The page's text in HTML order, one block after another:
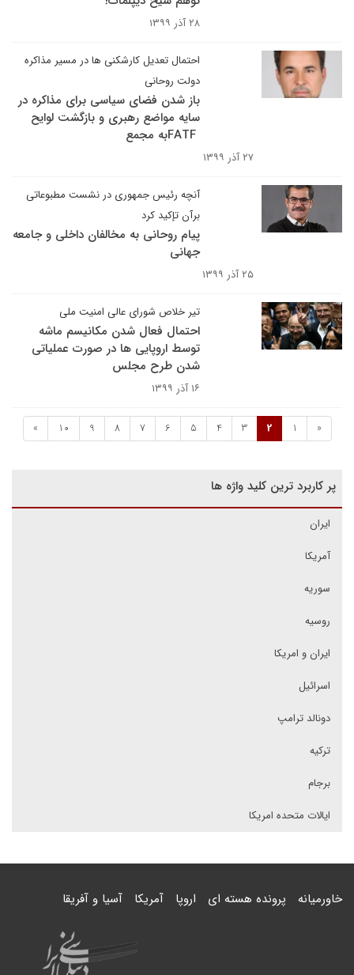
۲۸ آذر ۱۳۹۹
احتمال تعدیل کارشکنی ها در مسیر مذاکره
دولت روحانی
باز شدن فضای سیاسی برای مذاکره در
سایه مواضع رهبری و بازگشت لوایح
۲۷ آذر ۱۳۹۹
آنچه رئیس جمهوری در نشست مطبوعاتی
برآن تإکید کرد
پیام روحانی به مخالفان داخلی و جامعه
جهانی
۲۵ آذر ۱۳۹۹
تیر خلاص شورای عالی امنیت ملی
احتمال فعال شدن مکانیسم ماشه
توسط اروپایی ها در صورت عملیاتی
شدن طرح مجلس
۱۶ آذر ۱۳۹۹
«
1
2
3
4
5
6
7
8
9
10
»
پر کاربرد ترین کلید واژه ها
ایران
آمریکا
سوریه
روسیه
ایران و امریکا
اسرائیل
دونالد ترامپ
ترکیه
برجام
ایالات متحده امریکا
خاورمیانه پرونده هسته ای اروپا آمریکا آسیا و آفریقا